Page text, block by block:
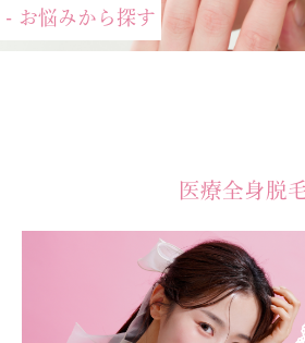
- お悩みから探す
医療全身脱